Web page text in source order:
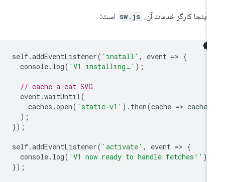
اینجا کارگر خدمات آن، sw.js است:
self.addEventListener('install', event =
console.log( 'V1 installing…'
// cache a cat SVG
event.waitUntil
caches.open('static-v1').then(cache => cache
self.addEventListener('activate', event =
console.log( 'V1 now ready to handle fetches!'